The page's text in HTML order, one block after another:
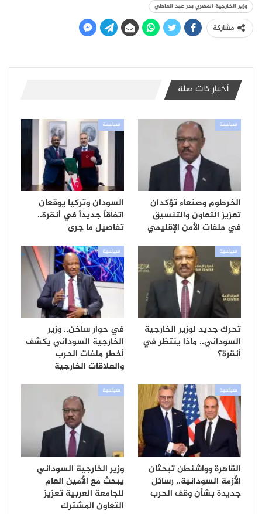
وزير الخارجية المصري بدر عبد العاطي
مشاركة
أخبار ذات صلة
سياسية
الخرطوم وصنعاء تؤكدان
تعزيز التعاون والتنسيق
في ملفات الأمن الإقليمي
سياسية
السودان وتركيا يوقعان
اتفاقاً جديداً في أنقرة..
تفاصيل ما جرى
سياسية
تحرك جديد لوزير الخارجية
السوداني.. ماذا ينتظر في
أنقرة؟
سياسية
في حوار ساخن.. وزير
الخارجية السوداني يكشف
أخطر ملفات الحرب
والعلاقات الخارجية
سياسية
القاهرة وواشنطن تبحثان
الأزمة السودانية.. رسائل
جديدة بشأن وقف الحرب
سياسية
وزير الخارجية السوداني
يبحث مع الأمين العام
للجامعة العربية تعزيز
التعاون المشترك